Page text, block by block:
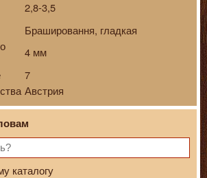
2,8-3,5
Брашировання, гладкая
4 мм
7
Австрия
каталогу